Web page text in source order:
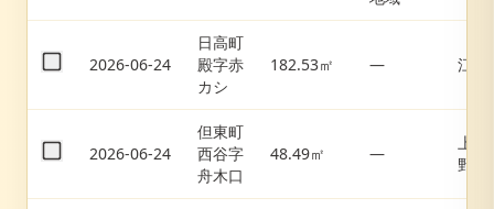
2026-06-24
日高町
殿字赤
カシ
182.53㎡ — 江原
2026-06-24
但東町
西谷字
舟木口
48.49㎡ —
上夜
野